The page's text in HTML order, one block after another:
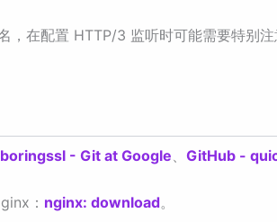
，在配置 HTTP/3 监听时可能需要特别
boringssl - Git at Google、 GitHub -
： nginx: download。